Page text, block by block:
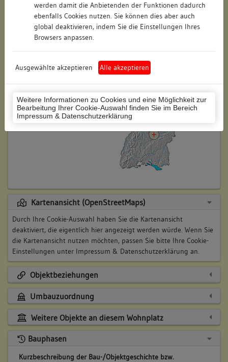
werden damit die Anbietenden der Funktionen dadurch
ebenfalls Cookies nutzen. Sie können dies aber auch
global deaktivieren, indem Sie die Einstellungen Ihres
Browsers anpassen.
Ausgewählte akzeptieren Alle akzeptieren
Weitere Informationen zu Cookies und eine Möglichkeit zur
Bearbeitung Ihrer Cookie-Auswahl finden Sie im Bereich
Impressum & Datenschutzerklärung
Esslingen (Landkreis)
Wohnplatzschlüssel: 8116019003
Flurstücknummer: keine
Historischer Straßenname: keiner
Lage des Wohnplatzes:
Kartenansicht (OpenStreetMaps)
Durch Ihre Cookie-Auswahl haben Sie die Kartenansicht
deaktiviert, die eigentlich hier angezeigt werden würde. Wenn Sie
die Kartenansicht nutzen möchten, passen Sie bitte Ihre Cookie-
Einstellungen unter Impressum & Datenschutzerklärung an.
Objektbeziehungen
Umbauzuordnung
Weitere Objekte an diesem Wohnplatz
Bauphasen
Kurzbeschreibung der Bau-/Objektgeschichte bzw.